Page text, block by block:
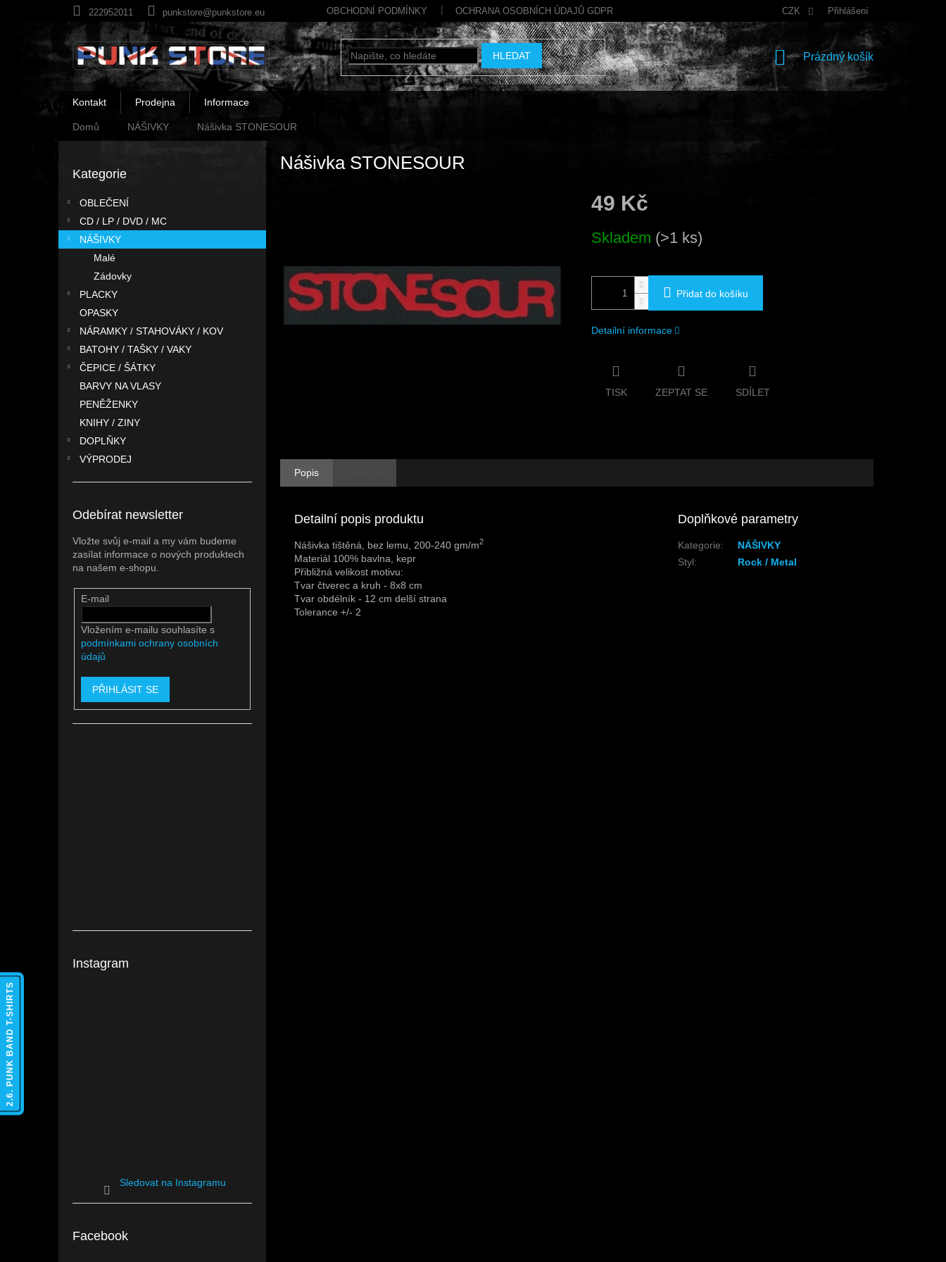
222952011 punkstore@punkstore.eu OBCHODNÍ PODMÍNKY OCHRANA OSOBNÍCH ÚDAJŮ GDPR CZK Přihlášení
HLEDAT
NÁKUPNÍ
KOŠÍK
Prázdný košík
Kontakt Prodejna Informace
Domů NÁŠIVKY Nášivka STONESOUR
Přeskočit
Kategorie
OBLEČENÍ
CD / LP / DVD / MC
NÁŠIVKY
Malé
Zádovky
PLACKY
OPASKY
NÁRAMKY / STAHOVÁKY / KOV
BATOHY / TAŠKY / VAKY
ČEPICE / ŠÁTKY
BARVY NA VLASY
PENĚŽENKY
KNIHY / ZINY
DOPLŇKY
VÝPRODEJ
Odebírat newsletter
Vložte svůj e-mail a my vám budeme
zasílat informace o nových produktech
na našem e-shopu.
E-mail
Vložením e-mailu souhlasíte s
podmínkami ochrany osobních
údajů
PŘIHLÁSIT SE
Instagram
Sledovat na Instagramu
Facebook
Nášivka STONESOUR
49 Kč
cena:
Skladem (>1 ks)
Přidat do košíku
Detailní informace
TISK ZEPTAT SE SDÍLET
Popis
Detailní popis produktu
Nášivka tištěná, bez lemu, 200-240 gm/m2
Materiál 100% bavlna, kepr
Přibližná velikost motivu:
Tvar čtverec a kruh - 8x8 cm
Tvar obdélník - 12 cm delší strana
Tolerance +/- 2
Doplňkové parametry
Kategorie:
NÁŠIVKY
Styl: Rock / Metal
2.6. PUNK BAND T-SHIRTS